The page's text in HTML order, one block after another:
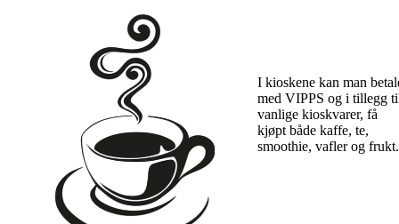
I kioskene kan man
med VIPPS og i tillegg
vanlige kioskvarer, få
kjøpt både kaffe, te,
smoothie, vafler og frukt.